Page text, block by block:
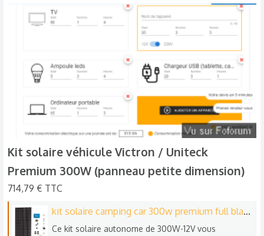
Kit solaire véhicule Victron / Uniteck
Premium 300W (panneau petite dimension)​
714,79 € TTC
kit solaire camping car 300w premium full black
Ce kit solaire autonome de 300W-12V vous